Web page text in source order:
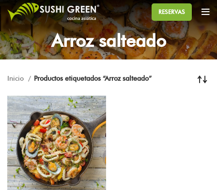
RESERVAS
Arroz salteado
Inicio Productos etiquetados “Arroz salteado”